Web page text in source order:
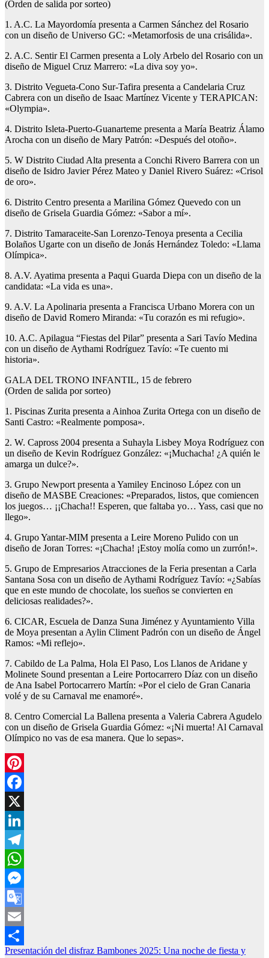
(Orden de salida por sorteo)
1. A.C. La Mayordomía presenta a Carmen Sánchez del Rosario
con un diseño de Universo GC: «Metamorfosis de una crisálida».
2. A.C. Sentir El Carmen presenta a Loly Arbelo del Rosario con un
diseño de Miguel Cruz Marrero: «La diva soy yo».
3. Distrito Vegueta-Cono Sur-Tafira presenta a Candelaria Cruz
Cabrera con un diseño de Isaac Martínez Vicente y TERAPICAN:
«Olympia».
4. Distrito Isleta-Puerto-Guanarteme presenta a María Beatriz Álamo
Arocha con un diseño de Mary Patrón: «Después del otoño».
5. W Distrito Ciudad Alta presenta a Conchi Rivero Barrera con un
diseño de Isidro Javier Pérez Mateo y Daniel Rivero Suárez: «Crisol
de oro».
6. Distrito Centro presenta a Marilina Gómez Quevedo con un
diseño de Grisela Guardia Gómez: «Sabor a mí».
7. Distrito Tamaraceite-San Lorenzo-Tenoya presenta a Cecilia
Bolaños Ugarte con un diseño de Jonás Hernández Toledo: «Llama
Olímpica».
8. A.V. Ayatima presenta a Paqui Guarda Diepa con un diseño de la
candidata: «La vida es una».
9. A.V. La Apolinaria presenta a Francisca Urbano Morera con un
diseño de David Romero Miranda: «Tu corazón es mi refugio».
10. A.C. Apilagua “Fiestas del Pilar” presenta a Sari Tavío Medina
con un diseño de Aythami Rodríguez Tavío: «Te cuento mi
historia».
GALA DEL TRONO INFANTIL, 15 de febrero
(Orden de salida por sorteo)
1. Piscinas Zurita presenta a Ainhoa Zurita Ortega con un diseño de
Santi Castro: «Realmente pomposa».
2. W. Capross 2004 presenta a Suhayla Lisbey Moya Rodríguez con
un diseño de Kevin Rodríguez González: «¡Muchacha! ¿A quién le
amarga un dulce?».
3. Grupo Newport presenta a Yamiley Encinoso López con un
diseño de MASBE Creaciones: «Preparados, listos, que comiencen
los juegos… ¡¡Chacha!! Esperen, que faltaba yo… Yass, casi que no
llego».
4. Grupo Yantar-MIM presenta a Leire Moreno Pulido con un
diseño de Joran Torres: «¡Chacha! ¡Estoy molía como un zurrón!».
5. Grupo de Empresarios Atracciones de la Feria presentan a Carla
Santana Sosa con un diseño de Aythami Rodríguez Tavío: «¿Sabías
que en este mundo de chocolate, los sueños se convierten en
deliciosas realidades?».
6. CICAR, Escuela de Danza Suna Jiménez y Ayuntamiento Villa
de Moya presentan a Aylin Climent Padrón con un diseño de Ángel
Ramos: «Mi reflejo».
7. Cabildo de La Palma, Hola El Paso, Los Llanos de Aridane y
Molinete Sound presentan a Leire Portocarrero Díaz con un diseño
de Ana Isabel Portocarrero Martín: «Por el cielo de Gran Canaria
volé y de su Carnaval me enamoré».
8. Centro Comercial La Ballena presenta a Valeria Cabrera Agudelo
con un diseño de Grisela Guardia Gómez: «¡Ni muerta! Al Carnaval
Olímpico no vas de esa manera. Que lo sepas».
Pinterest
Facebook
X
LinkedIn
Telegram
WhatsApp
Messenger
Google
Translate
Email
Compartir
Navegación
Presentación del disfraz Bambones 2025: Una noche de fiesta y